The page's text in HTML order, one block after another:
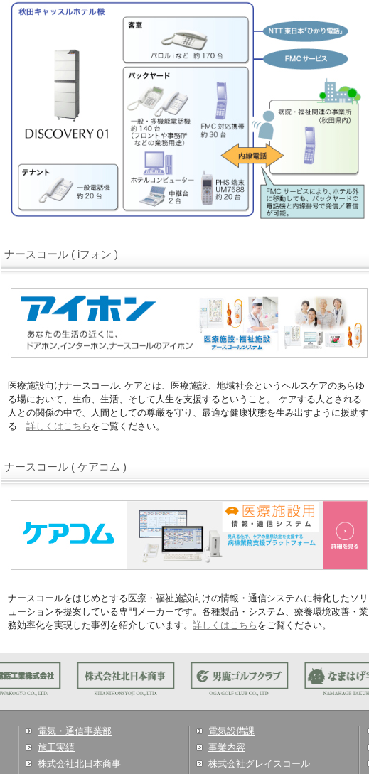
ナースコール ( iフォン )
医療施設向けナースコール. ケアとは、医療施設、地域社会というヘルスケアのあらゆ
る場において、生命、生活、そして人生を支援するということ。 ケアする人とされる
人との関係の中で、人間としての尊厳を守り、最適な健康状態を生み出すように援助す
る…詳しくはこちら をご覧ください。
ナースコール ( ケアコム )
ナースコールをはじめとする医療・福祉施設向けの情報・通信システムに特化したソリ
ューションを提案している専門メーカーです。各種製品・システム、療養環境改善・業
務効率化を実現した事例を紹介しています。 詳しくはこちら をご覧ください。
電気・通信事業部
施工実績
株式会社北日本商事
電気設備課
事業内容
株式会社グレイスコール